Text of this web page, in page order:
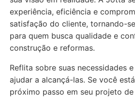
experiência, eficiência e
satisfação do cliente, tornando-
para quem busca qualidade e
construção e reformas.
Reflita sobre suas necessidades
ajudar a alcançá-las. Se você
próximo passo em seu projeto